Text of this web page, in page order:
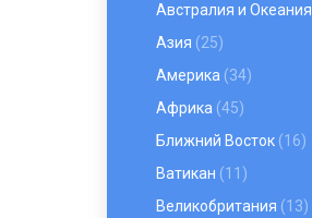
Австралия и Океания
Азия (25)
Америка (34)
Африка (45)
Ближний Восток (16)
Ватикан (11)
Великобритания (13)